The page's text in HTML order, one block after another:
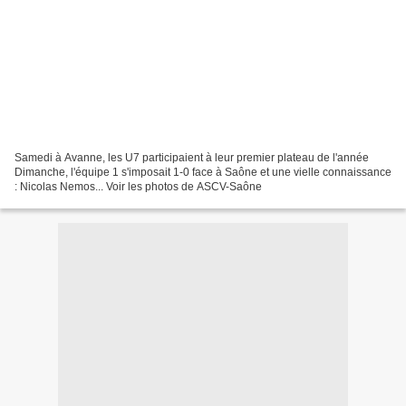
Samedi à Avanne, les U7 participaient à leur premier plateau de l'année
Dimanche, l'équipe 1 s'imposait 1-0 face à Saône et une vielle connaissance
: Nicolas Nemos... Voir les photos de ASCV-Saône